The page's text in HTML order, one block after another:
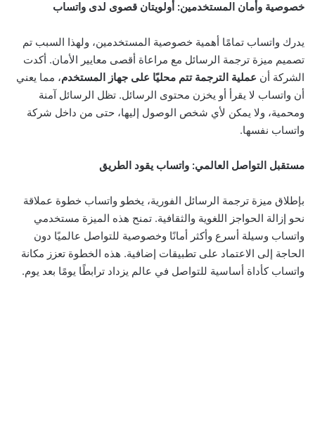
خصوصية وأمان المستخدمين: أولويتان قصوى لدى واتساب
يدرك واتساب تمامًا أهمية خصوصية المستخدمين، ولهذا السبب تم
تصميم ميزة ترجمة الرسائل مع مراعاة أقصى معايير الأمان. أكدت
الشركة أن عملية الترجمة تتم محليًا على جهاز المستخدم، مما يعني
أن واتساب لا يقرأ أو يخزن محتوى الرسائل. تظل الرسائل آمنة
ومحمية، ولا يمكن لأي شخص الوصول إليها، حتى من داخل شركة
واتساب نفسها.
مستقبل التواصل العالمي: واتساب يقود الطريق
بإطلاق ميزة ترجمة الرسائل الفورية، يخطو واتساب خطوة عملاقة
نحو إزالة الحواجز اللغوية والثقافية. تمنح هذه الميزة مستخدمي
واتساب وسيلة أسرع وأكثر أمانًا وخصوصية للتواصل عالميًا دون
الحاجة إلى الاعتماد على تطبيقات إضافية. هذه الخطوة تعزز مكانة
واتساب كأداة أساسية للتواصل في عالم يزداد ترابطًا يومًا بعد يوم.